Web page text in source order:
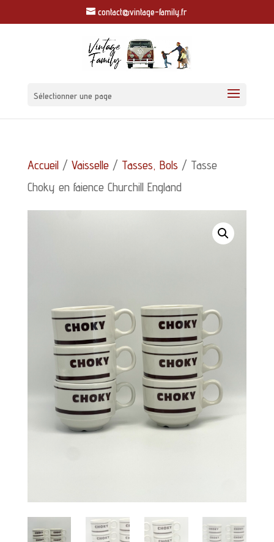
contact@vintage-family.fr
Sélectionner une page
Accueil/ Vaisselle/ Tasses, Bols / Tasse
Choky en faience Churchill England